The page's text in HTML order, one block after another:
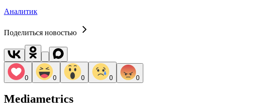
Аналитик
Поделиться новостью
0 0 0 0 0
Mediametrics